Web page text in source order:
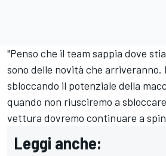
"Penso che il team sappia dove
sono delle novità che arriveranno.
sbloccando il potenziale della
quando non riusciremo a
vettura dovremo continuare a
Leggi anche: